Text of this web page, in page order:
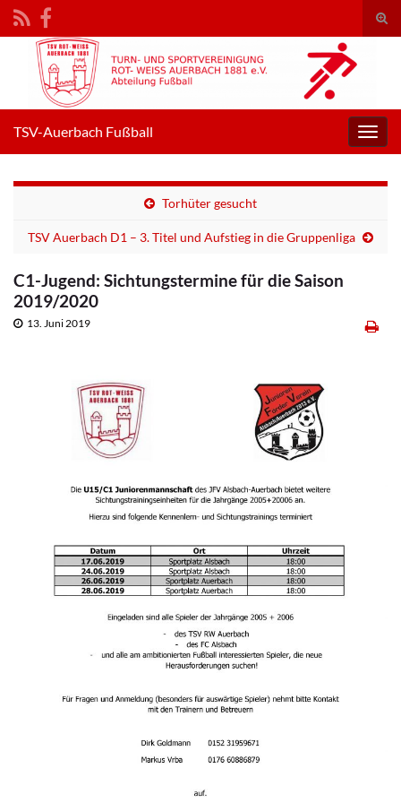
Search for:
TSV-Auerbach Fußball
Torhüter gesucht
TSV Auerbach D1 – 3. Titel und Aufstieg in die Gruppenliga
C1-Jugend: Sichtungstermine für die Saison
2019/2020
13. Juni 2019